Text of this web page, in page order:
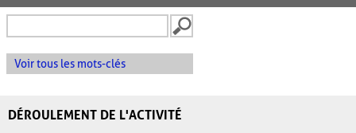
Voir tous les mots-clés
DÉROULEMENT DE L'ACTIVITÉ